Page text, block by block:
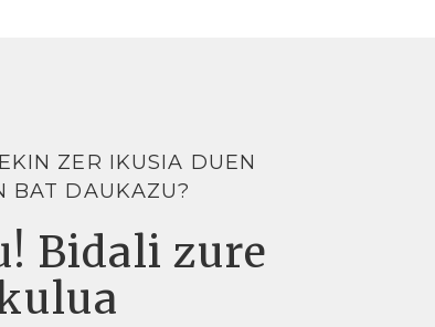
ZER IKUSIA DUEN
BAT DAUKAZU?
Bidali zure